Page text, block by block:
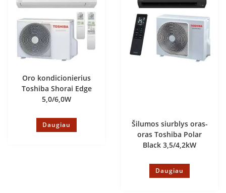
Oro kondicionierius
Toshiba Shorai Edge
5,0/6,0W
Daugiau
Šilumos siurblys oras-
oras Toshiba Polar
Black 3,5/4,2kW
Daugiau